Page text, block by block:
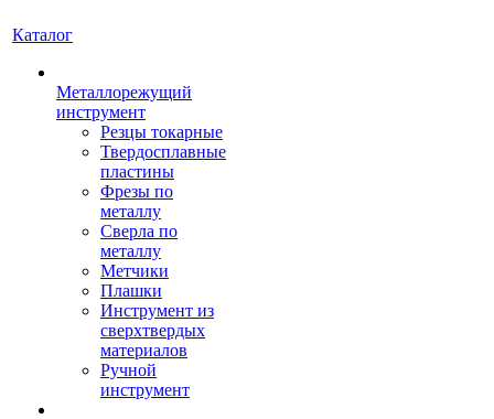
Каталог
Металлорежущий
инструмент
Резцы токарные
Твердосплавные
пластины
Фрезы по
металлу
Сверла по
металлу
Метчики
Плашки
Инструмент из
сверхтвердых
материалов
Ручной
инструмент